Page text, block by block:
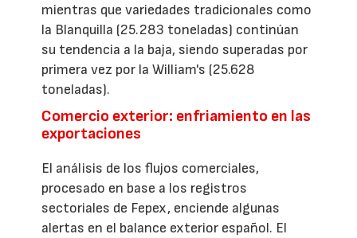
mientras que variedades tradicionales como
la Blanquilla (25.283 toneladas) continúan
su tendencia a la baja, siendo superadas por
primera vez por la William's (25.628
toneladas).
Comercio exterior: enfriamiento en las
exportaciones
El análisis de los flujos comerciales,
procesado en base a los registros
sectoriales de Fepex, enciende algunas
alertas en el balance exterior español. El